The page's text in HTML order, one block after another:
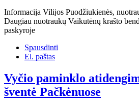
Informacija Vilijos Puodžiukienės,
Daugiau nuotraukų Vaikutėnų krašto
paskyroje
Spausdinti
El. paštas
Vyčio paminklo
šventė Pačkėnuose